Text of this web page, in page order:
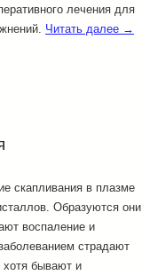
лечения для
Читать далее →
скапливания в плазме
Образуются они
воспаление и
страдают
бывают и